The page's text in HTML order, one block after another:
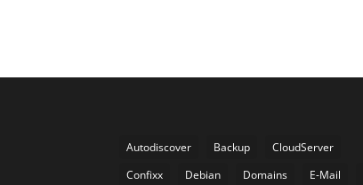
Autodiscover Backup
CloudServer
Confixx
Debian Domains E-Mail